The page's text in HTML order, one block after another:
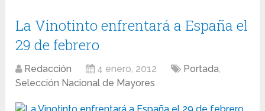
La Vinotinto enfrentará a España el
29 de febrero
Redacción 4 enero, 2012 Portada,
Selección Nacional de Mayores